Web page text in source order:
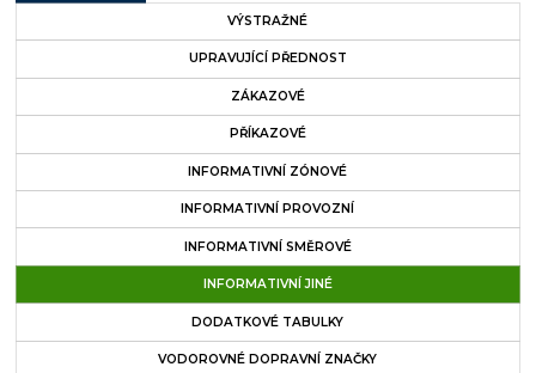
VÝSTRAŽNÉ
UPRAVUJÍCÍ PŘEDNOST
ZÁKAZOVÉ
PŘÍKAZOVÉ
INFORMATIVNÍ ZÓNOVÉ
INFORMATIVNÍ PROVOZNÍ
INFORMATIVNÍ SMĚROVÉ
INFORMATIVNÍ JINÉ
DODATKOVÉ TABULKY
VODOROVNÉ DOPRAVNÍ ZNAČKY